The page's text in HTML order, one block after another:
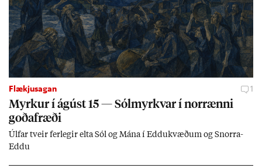
Flækjusagan 1
Myrk­ur í ág­úst 15 — Sól­myrkv­ar í nor­rænni
goða­fræði
Úlf­ar tveir fer­leg­ir elta Sól og Mána í Eddu­kvæð­um og Snorra-
Eddu